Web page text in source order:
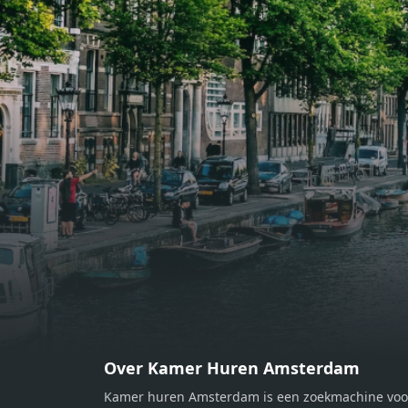
eethoek. De keuken is van alle
gemakken voorzien, perfect voor het
bereiden van heerlijke maaltijden.
Vanuit de woonkamer stap je zo het
balkon op, waar je kunt genieten
van een prachtig uitzicht en een
moment van rust. De woning
beschikt over twee comfortabele
slaapkamers van respectievelijk 12,1
m² en 8 m². Beide kamers bieden tal
van mogelijkheden, zoals een fijne
werkplek, een logeerkamer of een
persoonlijke slaapkamer. De
gemak en privacy. Gelegen in een
van
m²
van
Over Kamer Huren Amsterdam
Kamer huren Amsterdam is een zoekmachine